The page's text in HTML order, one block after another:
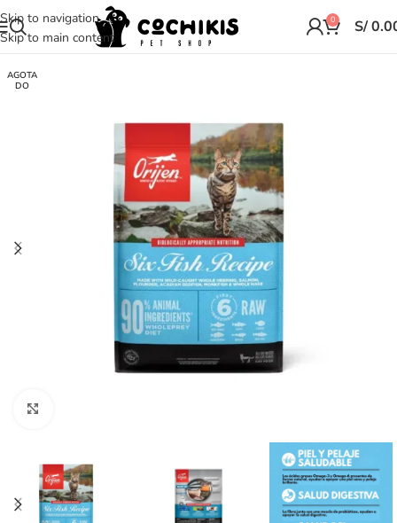
Skip to navigation
Skip to main content
0 S/
AGOTA
DO